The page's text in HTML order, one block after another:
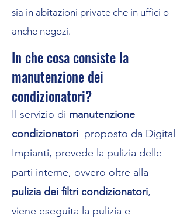
sia in abitazioni private che in uffici o
anche negozi.
In che cosa consiste la
manutenzione dei
condizionatori?
Il servizio di manutenzione
condizionatori proposto da Digital
Impianti, prevede la pulizia delle
parti interne, ovvero oltre alla
pulizia dei filtri condizionatori,
viene eseguita la pulizia e